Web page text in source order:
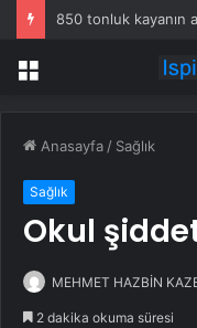
850 tonluk kayanın
Menü
Anasayfa / Sağlık
Sağlık
Okul
MEHMET HAZBİN
2 dakika okuma süresi